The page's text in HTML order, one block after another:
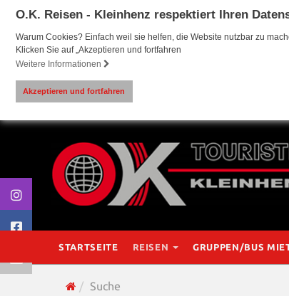
O.K. Reisen - Kleinhenz respektiert Ihren
Warum Cookies? Einfach weil sie helfen, die Website nutzbar zu
Klicken Sie auf „Akzeptieren und fortfahren
Weitere Informationen
Akzeptieren und fortfahren
STARTSEITE REISEN GRUPPEN/BUS
Suche